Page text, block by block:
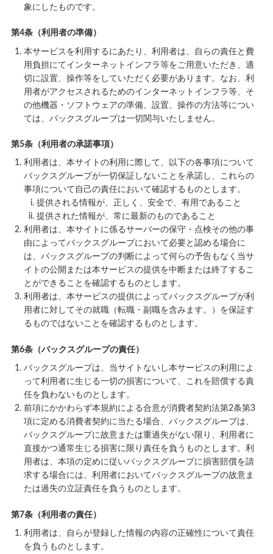
象にしたものです。
第4条（利用者の準備）
本サービスを利用するにあたり、利用者は、自らの責任と費
用負担にてインターネットインフラ等をご用意いただき、適
切に設置、操作等をしていただく必要があります。なお、利
用者がアクセスされるためのインターネットインフラ等、そ
の他機器・ソフトウェアの準備、設置、操作の方法等につい
ては、バックスグループは一切関与いたしません。
第5条（利用者の承諾事項）
利用者は、本サイトの利用に際して、以下の各事項について
バックスグループが一切保証しないことを承諾し、これらの
事項について自己の責任において確認するものとします。
提供される情報が、正しく、安全で、有用であること
提供された情報が、常に最新のものであること
利用者は、本サイトに係るサーバーの保守・点検その他の事
由によってバックスグループにおいて必要と認める場合に
は、バックスグループの判断によって何らの予告もなく当サ
イトの公開または本サービスの提供を中断または終了するこ
とができることを確認するものとします。
利用者は、本サービスの提供によってバックスグループが利
用者に対してその就職（転職・副職を含みます。）を保証す
るものではないことを確認するものとします。
第6条（バックスグループの責任）
バックスグループは、当サイトないし本サービスの利用によ
って利用者に生じる一切の損害について、これを賠償する責
任を負わないものとします。
前項にかかわらず本規約による合意が消費者契約法第2条第3
項に定める消費者契約に当たる場合、バックスグループは、
バックスグループに故意または重過失がない限り、利用者に
直接かつ通常生じる損害に限り責任を負うものとします。利
用者は、本項の定めに従いバックスグループに損害賠償を請
求する場合には、利用者においてバックスグループの故意ま
たは過失の立証責任を負うものとします。
第7条（利用者の責任）
利用者は、自らが登録した情報の内容の正確性について責任
を負うものとします。